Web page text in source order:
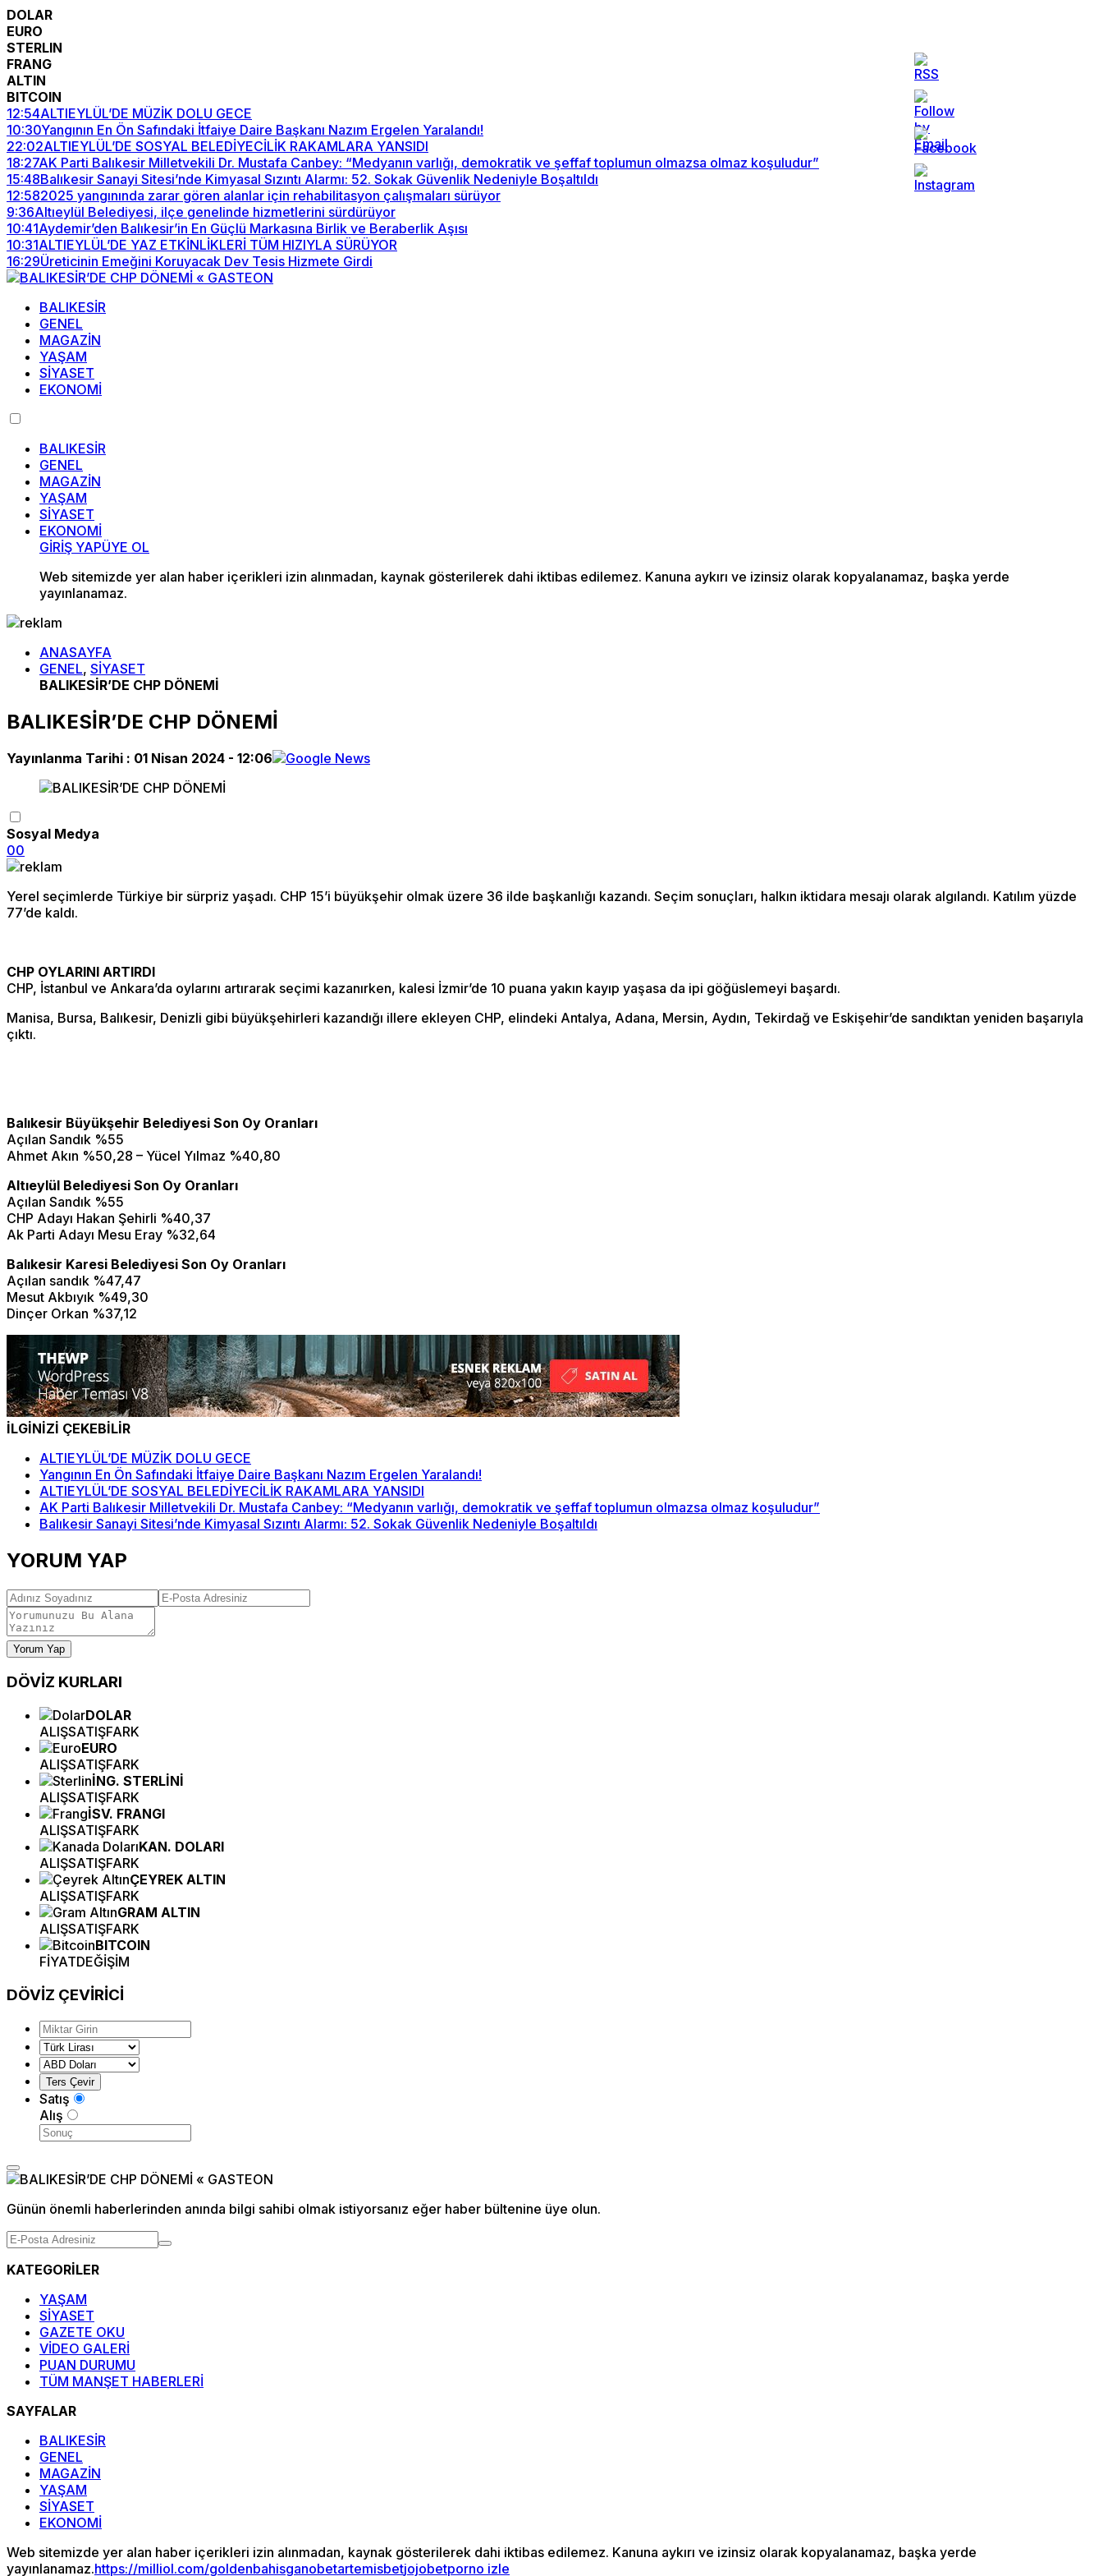
DOLAR
EURO
STERLIN
FRANG
ALTIN
BITCOIN
12:54ALTIEYLÜL’DE MÜZİK DOLU GECE
10:30Yangının En Ön Safındaki İtfaiye Daire Başkanı Nazım Ergelen Yaralandı!
22:02ALTIEYLÜL’DE SOSYAL BELEDİYECİLİK RAKAMLARA YANSIDI
18:27AK Parti Balıkesir Milletvekili Dr. Mustafa Canbey: “Medyanın varlığı, demokratik ve şeffaf toplumun olmazsa olmaz koşuludur”
15:48Balıkesir Sanayi Sitesi’nde Kimyasal Sızıntı Alarmı: 52. Sokak Güvenlik Nedeniyle Boşaltıldı
12:582025 yangınında zarar gören alanlar için rehabilitasyon çalışmaları sürüyor
9:36Altıeylül Belediyesi, ilçe genelinde hizmetlerini sürdürüyor
10:41Aydemir’den Balıkesir’in En Güçlü Markasına Birlik ve Beraberlik Aşısı
10:31ALTIEYLÜL’DE YAZ ETKİNLİKLERİ TÜM HIZIYLA SÜRÜYOR
16:29Üreticinin Emeğini Koruyacak Dev Tesis Hizmete Girdi
BALIKESİR
GENEL
MAGAZİN
YAŞAM
SİYASET
EKONOMİ
BALIKESİR
GENEL
MAGAZİN
YAŞAM
SİYASET
EKONOMİ
GİRİŞ YAPÜYE OL
Web sitemizde yer alan haber içerikleri izin alınmadan, kaynak gösterilerek dahi iktibas edilemez. Kanuna aykırı ve izinsiz olarak kopyalanamaz, başka yerde
yayınlanamaz.
ANASAYFA
GENEL, SİYASET
BALIKESİR’DE CHP DÖNEMİ
BALIKESİR’DE CHP DÖNEMİ
Yayınlanma Tarihi : 01 Nisan 2024 - 12:06
Sosyal Medya
00
Yerel seçimlerde Türkiye bir sürpriz yaşadı. CHP 15’i büyükşehir olmak üzere 36 ilde başkanlığı kazandı. Seçim sonuçları, halkın iktidara mesajı olarak algılandı. Katılım yüzde
77’de kaldı.
CHP OYLARINI ARTIRDI
CHP, İstanbul ve Ankara’da oylarını artırarak seçimi kazanırken, kalesi İzmir’de 10 puana yakın kayıp yaşasa da ipi göğüslemeyi başardı.
Manisa, Bursa, Balıkesir, Denizli gibi büyükşehirleri kazandığı illere ekleyen CHP, elindeki Antalya, Adana, Mersin, Aydın, Tekirdağ ve Eskişehir’de sandıktan yeniden başarıyla
çıktı.
Balıkesir Büyükşehir Belediyesi Son Oy Oranları
Açılan Sandık %55
Ahmet Akın %50,28 – Yücel Yılmaz %40,80
Altıeylül Belediyesi Son Oy Oranları
Açılan Sandık %55
CHP Adayı Hakan Şehirli %40,37
Ak Parti Adayı Mesu Eray %32,64
Balıkesir Karesi Belediyesi Son Oy Oranları
Açılan sandık %47,47
Mesut Akbıyık %49,30
Dinçer Orkan %37,12
İLGİNİZİ ÇEKEBİLİR
ALTIEYLÜL’DE MÜZİK DOLU GECE
Yangının En Ön Safındaki İtfaiye Daire Başkanı Nazım Ergelen Yaralandı!
ALTIEYLÜL’DE SOSYAL BELEDİYECİLİK RAKAMLARA YANSIDI
AK Parti Balıkesir Milletvekili Dr. Mustafa Canbey: “Medyanın varlığı, demokratik ve şeffaf toplumun olmazsa olmaz koşuludur”
Balıkesir Sanayi Sitesi’nde Kimyasal Sızıntı Alarmı: 52. Sokak Güvenlik Nedeniyle Boşaltıldı
YORUM YAP
Yorum Yap
DÖVİZ KURLARI
DOLAR
ALIŞSATIŞFARK
EURO
ALIŞSATIŞFARK
İNG. STERLİNİ
ALIŞSATIŞFARK
İSV. FRANGI
ALIŞSATIŞFARK
KAN. DOLARI
ALIŞSATIŞFARK
ÇEYREK ALTIN
ALIŞSATIŞFARK
GRAM ALTIN
ALIŞSATIŞFARK
BITCOIN
FİYATDEĞİŞİM
DÖVİZ ÇEVİRİCİ
Satış
Alış
Günün önemli haberlerinden anında bilgi sahibi olmak istiyorsanız eğer haber bültenine üye olun.
KATEGORİLER
YAŞAM
SİYASET
GAZETE OKU
VİDEO GALERİ
PUAN DURUMU
TÜM MANŞET HABERLERİ
SAYFALAR
BALIKESİR
GENEL
MAGAZİN
YAŞAM
SİYASET
EKONOMİ
Web sitemizde yer alan haber içerikleri izin alınmadan, kaynak gösterilerek dahi iktibas edilemez. Kanuna aykırı ve izinsiz olarak kopyalanamaz, başka yerde
yayınlanamaz.https://milliol.com/goldenbahisganobetartemisbetjojobetporno izle